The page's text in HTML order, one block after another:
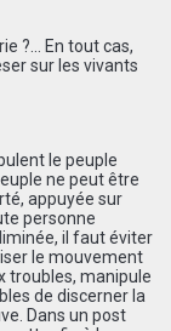
?… En tout cas,
sur les vivants
le peuple
ne peut être
appuyée sur
personne
il faut éviter
le mouvement
troubles, manipule
de discerner la
Dans un post